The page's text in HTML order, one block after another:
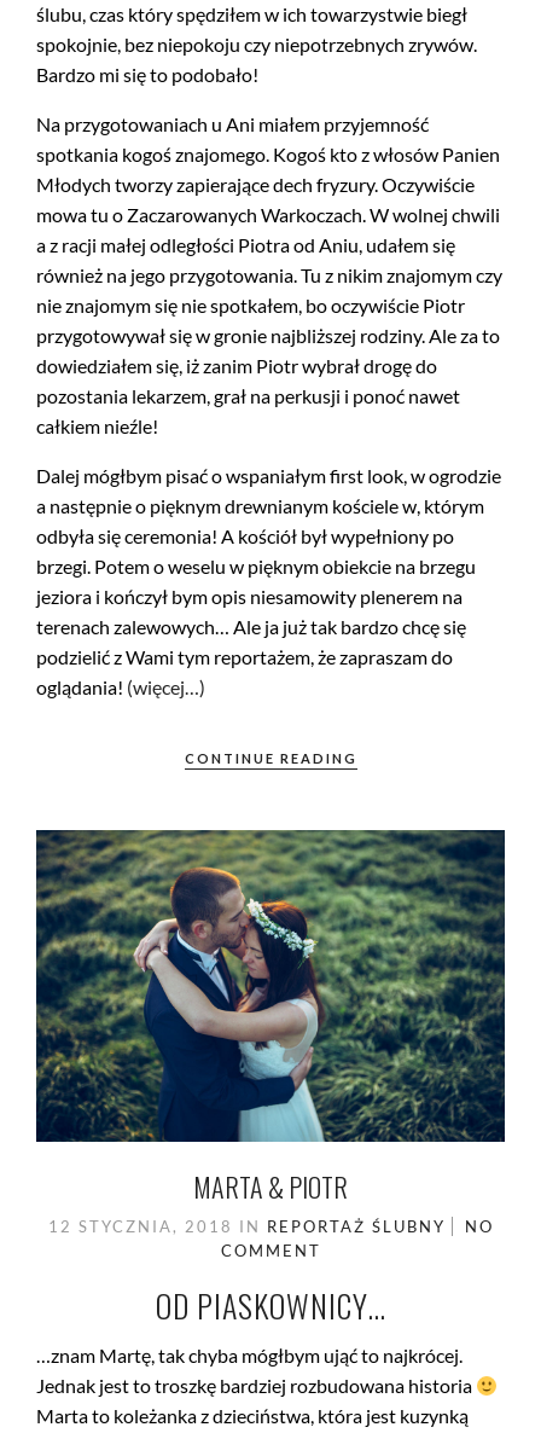
ślubu, czas który spędziłem w ich towarzystwie biegł
spokojnie, bez niepokoju czy niepotrzebnych zrywów.
Bardzo mi się to podobało!
Na przygotowaniach u Ani miałem przyjemność
spotkania kogoś znajomego. Kogoś kto z włosów Panien
Młodych tworzy zapierające dech fryzury. Oczywiście
mowa tu o Zaczarowanych Warkoczach. W wolnej chwili
a z racji małej odległości Piotra od Aniu, udałem się
również na jego przygotowania. Tu z nikim znajomym czy
nie znajomym się nie spotkałem, bo oczywiście Piotr
przygotowywał się w gronie najbliższej rodziny. Ale za to
dowiedziałem się, iż zanim Piotr wybrał drogę do
pozostania lekarzem, grał na perkusji i ponoć nawet
całkiem nieźle!
Dalej mógłbym pisać o wspaniałym first look, w ogrodzie
a następnie o pięknym drewnianym kościele w, którym
odbyła się ceremonia! A kościół był wypełniony po
brzegi. Potem o weselu w pięknym obiekcie na brzegu
jeziora i kończył bym opis niesamowity plenerem na
terenach zalewowych… Ale ja już tak bardzo chcę się
podzielić z Wami tym reportażem, że zapraszam do
oglądania! (więcej…)
CONTINUE READING
MARTA & PIOTR
12 STYCZNIA, 2018 IN REPORTAŻ ŚLUBNY
NO
COMMENT
OD PIASKOWNICY…
…znam Martę, tak chyba mógłbym ująć to najkrócej.
Jednak jest to troszkę bardziej rozbudowana historia
Marta to koleżanka z dzieciństwa, która jest kuzynką